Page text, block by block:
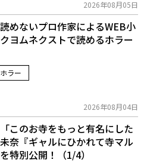
2026年08月05日
読めないプロ作家によるWEB小
クヨムネクストで読めるホラー
ホラー
2026年08月04日
「このお寺をもっと有名にした
奈『ギャルにひかれて寺マル
特別公開！（1/4）